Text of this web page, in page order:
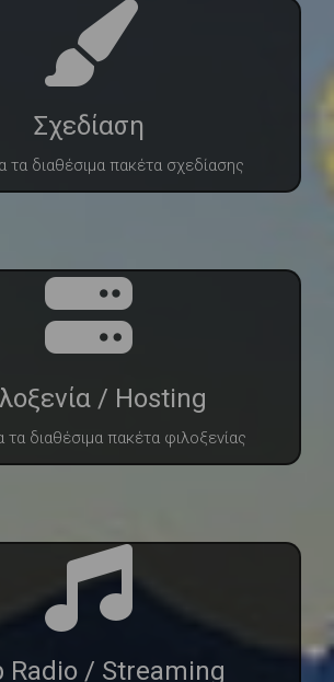
Σχεδίαση
τα διαθέσιμα πακέτα σχεδίασης
/ Hosting
τα διαθέσιμα πακέτα φιλοξενίας
Radio / Streaming